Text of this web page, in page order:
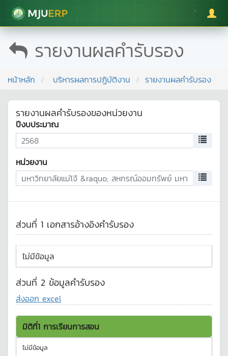
มหาวิทยาลัยแม่โจ้
รายงานผลคำรับรอง
หน้าหลัก บริหารผลการปฏิบัติงาน รายงานผลคำรับรอง
รายงานผลคำรับรองของหน่วยงาน
ปีงบประมาณ
หน่วยงาน
ส่วนที่ 1 เอกสารอ้างอิงคำรับรอง
ไม่มีข้อมูล
ส่วนที่ 2 ข้อมูลคำรับรอง
ส่งออก excel
มิติที่1 การเรียนการสอน
ไม่มีข้อมูล